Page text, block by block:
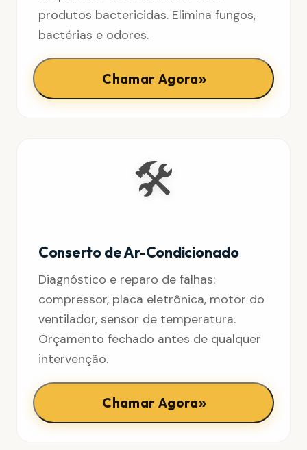
produtos bactericidas. Elimina fungos,
bactérias e odores.
Chamar Agora»
🛠️
Conserto de Ar-Condicionado
Diagnóstico e reparo de falhas:
compressor, placa eletrônica, motor do
ventilador, sensor de temperatura.
Orçamento fechado antes de qualquer
intervenção.
Chamar Agora»